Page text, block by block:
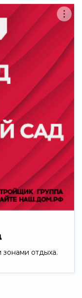
зонами отдыха.